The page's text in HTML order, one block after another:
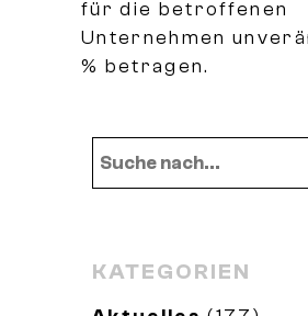
für die betroffenen
Unternehmen
% betragen.
KATEGORIEN